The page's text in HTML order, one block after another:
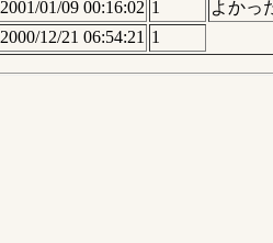
2001/01/09 00:16:02 1
よかっ
2000/12/21 06:54:21 1